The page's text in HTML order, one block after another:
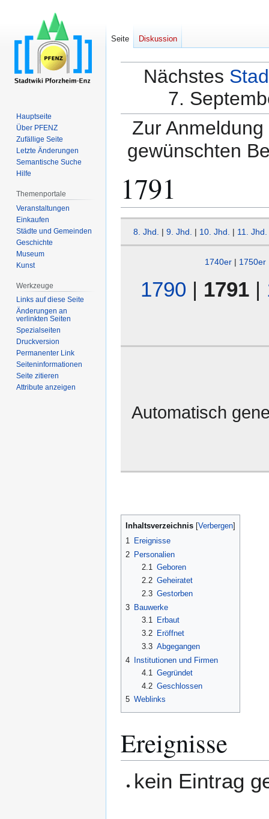
Nächstes
7.
Zur
gewünschten
1791
Navigation
Suche
8. Jhd. | 9. Jhd. | 10. Jhd. | 11. Jhd.
1740er | 1750er
1790 | 1791|
Automatisch
Inhaltsverzeichnis
1 Ereignisse
2 Personalien
2.1 Geboren
2.2 Geheiratet
2.3 Gestorben
3 Bauwerke
3.1
Erbaut
3.2
Eröffnet
3.3 Abgegangen
4 Institutionen und Firmen
4.1 Gegründet
4.2 Geschlossen
5 Weblinks
Ereignisse
kein Eintrag
Seite Diskussion
Hauptseite
Über PFENZ
Zufällige Seite
Letzte Änderungen
Semantische Suche
Hilfe
Themenportale
Veranstaltungen
Einkaufen
Städte und Gemeinden
Geschichte
Museum
Kunst
Werkzeuge
Links auf diese Seite
Änderungen an
verlinkten Seiten
Spezialseiten
Druckversion
Permanenter Link
Seiten­­informationen
Seite zitieren
Attribute anzeigen